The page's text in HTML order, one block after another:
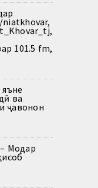
101.5 fm,
ва
ҷавонон
Модар